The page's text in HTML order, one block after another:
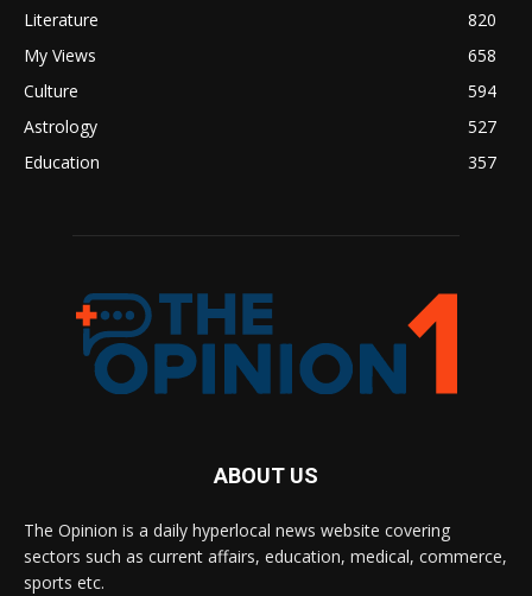
Literature
820
My Views
658
Culture
594
Astrology
527
Education
357
ABOUT US
The Opinion is a daily hyperlocal news website covering
sectors such as current affairs, education, medical, commerce,
sports etc.